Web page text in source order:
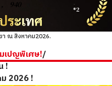
, 940
*2
า ณ สิงหาคม2026.
เปญพิเศษ!/
!
2026 !